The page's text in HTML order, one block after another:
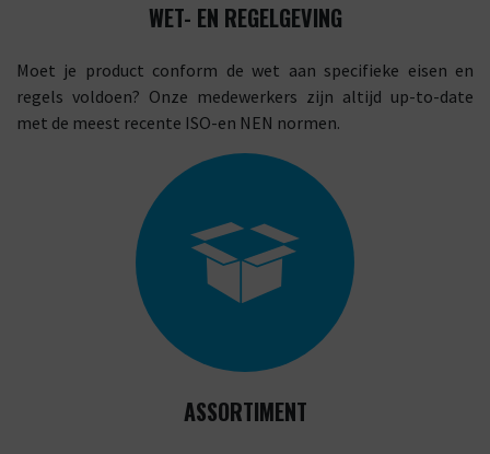
WET- EN REGELGEVING
Moet je product conform de wet aan specifieke eisen en
regels voldoen? Onze medewerkers zijn altijd up-to-date
met de meest recente ISO-en NEN normen.
ASSORTIMENT